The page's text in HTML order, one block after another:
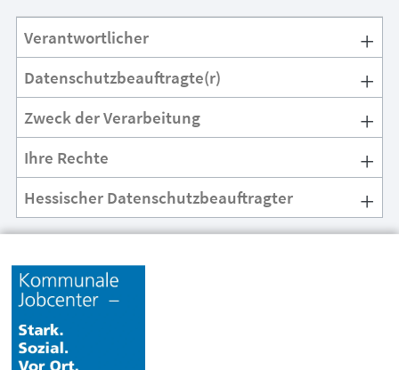
Verantwortlicher
Datenschutzbeauftragte(r)
Zweck der Verarbeitung
Ihre Rechte
Hessischer Datenschutzbeauftragter